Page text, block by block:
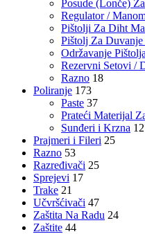
Posude (Lonče)
Regulator /
Pištolji Za Diht
Pištolj Za Duvanje
Održavanje Pištolja
Rezervni Setovi /
Razno 18
Poliranje 173
Paste 37
Prateći Materijal
Sunđeri i Krzna
Prajmeri i Fileri 25
Razno 53
Razređivači 25
Sprejevi 17
Trake 21
Učvršćivači 47
Zaštita Na Radu 24
Zaštite 44